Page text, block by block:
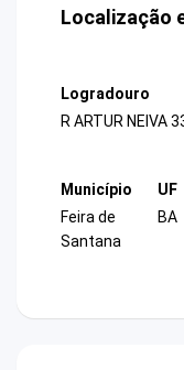
Localização
Logradouro
R ARTUR NEIVA
Município
Feira de
Santana
UF
BA